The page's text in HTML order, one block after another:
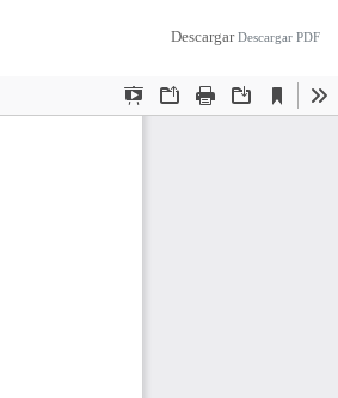
DescargarDescargar PDF